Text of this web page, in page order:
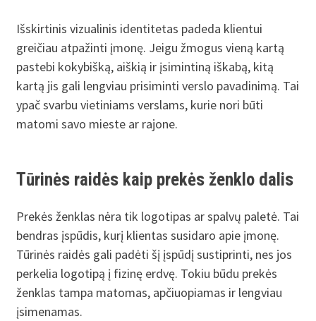
Išskirtinis vizualinis identitetas padeda klientui
greičiau atpažinti įmonę. Jeigu žmogus vieną kartą
pastebi kokybišką, aiškią ir įsimintiną iškabą, kitą
kartą jis gali lengviau prisiminti verslo pavadinimą. Tai
ypač svarbu vietiniams verslams, kurie nori būti
matomi savo mieste ar rajone.
Tūrinės raidės kaip prekės ženklo dalis
Prekės ženklas nėra tik logotipas ar spalvų paletė. Tai
bendras įspūdis, kurį klientas susidaro apie įmonę.
Tūrinės raidės gali padėti šį įspūdį sustiprinti, nes jos
perkelia logotipą į fizinę erdvę. Tokiu būdu prekės
ženklas tampa matomas, apčiuopiamas ir lengviau
įsimenamas.